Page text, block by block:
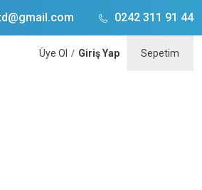
0242 311 91 44
Üye Ol / Giriş Yap Sepetim